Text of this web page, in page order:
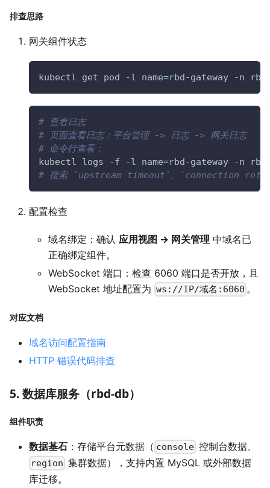
排查思路
网关组件状态
kubectl get pod -l name=rbd-gateway -n
# 查看日志
# 页面查看日志：平台管理 -> 日志 -> 网关日志
# 命令行查看：
kubectl logs
-f -l name=rbd-gateway -n
# 搜索 `upstream timeout`、`connection
配置检查
域名绑定：确认 应用视图 → 网关管理 中域名已
正确绑定组件。
WebSocket 端口：检查 6060 端口是否开放，且
WebSocket 地址配置为 ws://IP/域名:6060 。
对应文档
域名访问配置指南
HTTP 错误代码排查
5. 数据库服务（rbd-db）
组件职责
数据基石 ：存储平台元数据（ console 控制台数据、
region 集群数据），支持内置 MySQL 或外部数据
库迁移。